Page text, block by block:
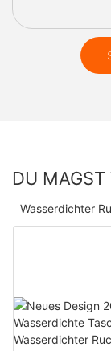
DU MAGST
Wasserdichter